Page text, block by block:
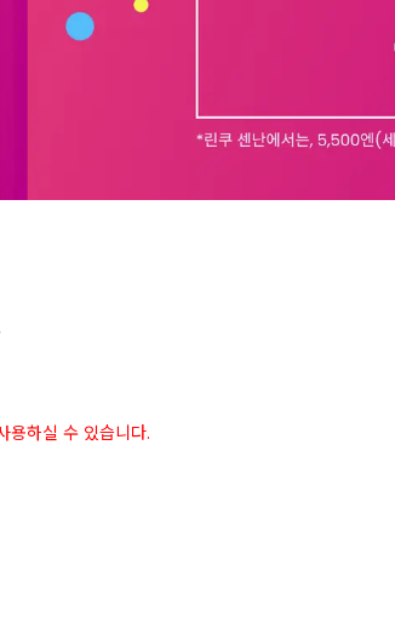
용하실 수 있습니다.